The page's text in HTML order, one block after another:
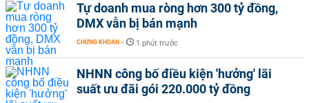
Tự doanh mua ròng hơn 300 tỷ đồng,
DMX vẫn bị bán mạnh
CHỨNG KHOÁN - 1 phút trước
NHNN công bố điều kiện 'hưởng' lãi
suất ưu đãi gói 220.000 tỷ đồng